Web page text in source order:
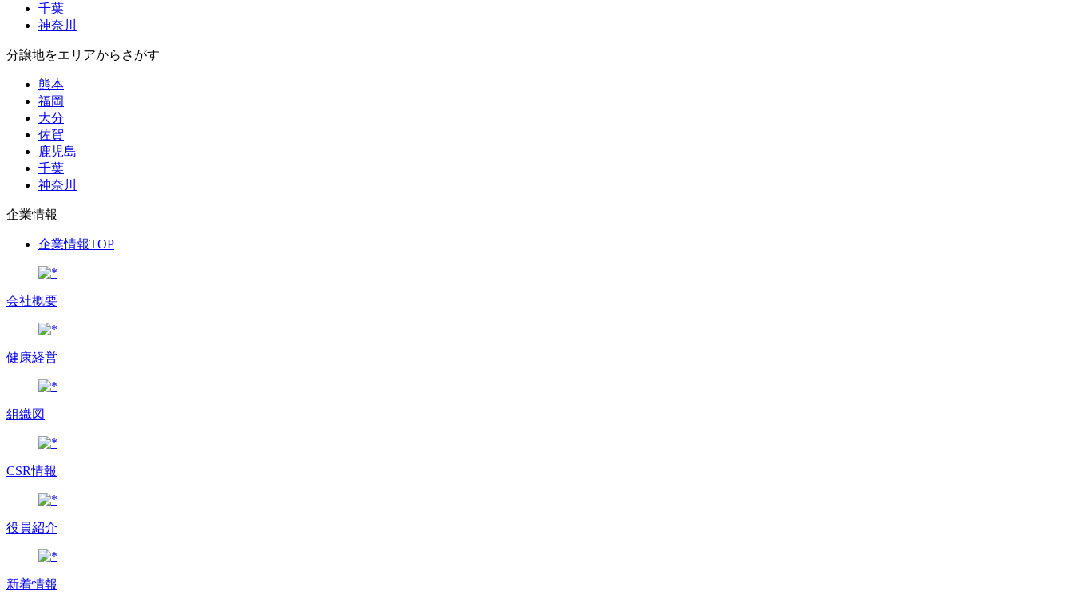
千葉
神奈川
分譲地をエリアからさがす
熊本
福岡
大分
佐賀
鹿児島
千葉
神奈川
企業情報
企業情報TOP
会社概要
健康経営
組織図
CSR情報
役員紹介
新着情報